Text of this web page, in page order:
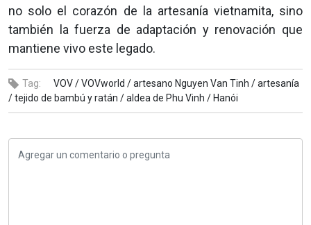
no solo el corazón de la artesanía vietnamita, sino
también la fuerza de adaptación y renovación que
mantiene vivo este legado.
Tag: VOV /VOVworld /artesano Nguyen Van Tinh /artesanía
/tejido de bambú y ratán /aldea de Phu Vinh / Hanói